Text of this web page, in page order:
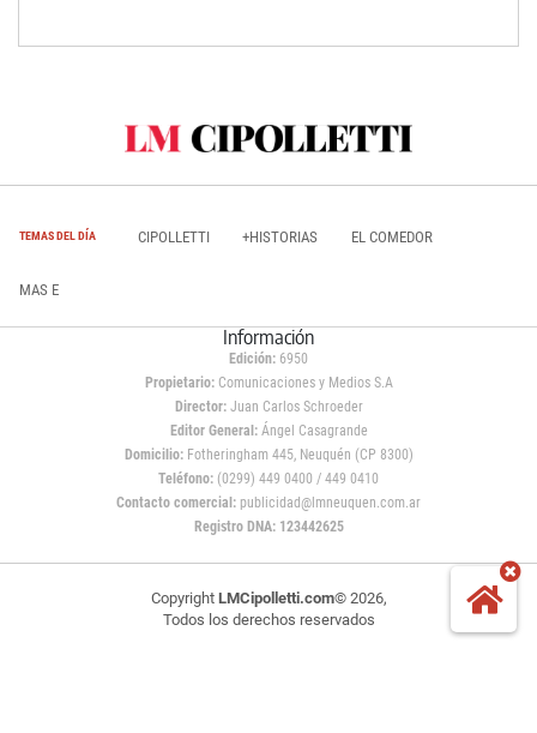
TEMAS DEL DÍA CIPOLLETTI +HISTORIAS EL COMEDOR
MAS E
Información
Edición: 6950
Propietario:Comunicaciones y Medios S.A
Director: Juan Carlos Schroeder
Editor General:Ángel Casagrande
Domicilio:Fotheringham 445, Neuquén (CP 8300)
Teléfono: (0299) 449 0400 / 449 0410
Contacto comercial: publicidad@lmneuquen.com.ar
Registro DNA: 123442625
Copyright LMCipolletti.com© 2026,
Todos los derechos reservados